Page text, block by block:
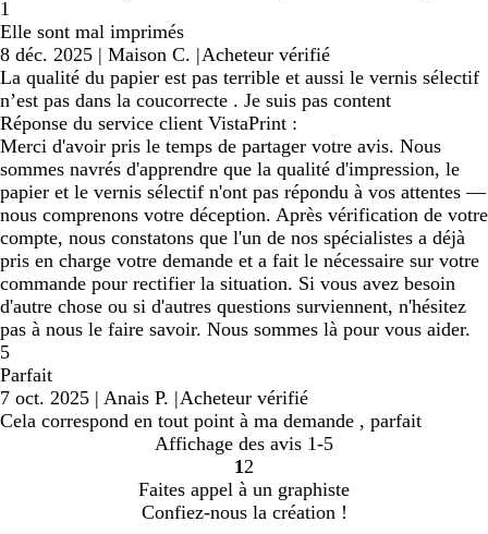
1
Elle sont mal imprimés
8 déc. 2025 | Maison C. |Acheteur vérifié
La qualité du papier est pas terrible et aussi le vernis sélectif
n’est pas dans la coucorrecte . Je suis pas content
Réponse du service client VistaPrint :
Merci d'avoir pris le temps de partager votre avis. Nous
sommes navrés d'apprendre que la qualité d'impression, le
papier et le vernis sélectif n'ont pas répondu à vos attentes —
nous comprenons votre déception. Après vérification de votre
compte, nous constatons que l'un de nos spécialistes a déjà
pris en charge votre demande et a fait le nécessaire sur votre
commande pour rectifier la situation. Si vous avez besoin
d'autre chose ou si d'autres questions surviennent, n'hésitez
pas à nous le faire savoir. Nous sommes là pour vous aider.
5
Parfait
7 oct. 2025 | Anais P. |Acheteur vérifié
Cela correspond en tout point à ma demande , parfait
Affichage des avis 1-5
aller
à
la
1 aller
à
la
2
Faites appel à un graphiste
Confiez-nous la création !